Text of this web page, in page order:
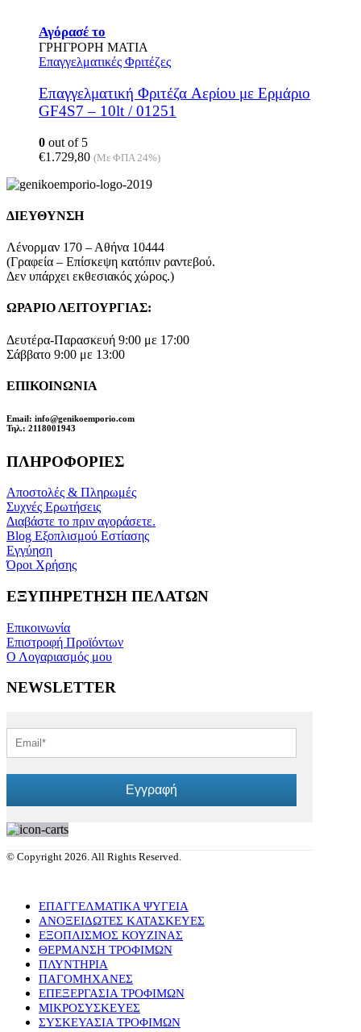
Αγόρασέ το
ΓΡΗΓΡΟΡΗ ΜΑΤΙΑ
Επαγγελματικές Φριτέζες
Επαγγελματική Φριτέζα Aερίου με Ερμάριο
GF4S7 – 10lt / 01251
0 out of 5
€1.729,80 (Με ΦΠΑ 24%)
ΔΙΕΥΘΥΝΣΗ
Λένορμαν 170 – Αθήνα 10444
(Γραφεία – Επίσκεψη κατόπιν ραντεβού.
Δεν υπάρχει εκθεσιακός χώρος.)
ΩΡΑΡΙΟ ΛΕΙΤΟΥΡΓΙΑΣ:
Δευτέρα-Παρασκευή 9:00 με 17:00
Σάββατο 9:00 με 13:00
ΕΠΙΚΟΙΝΩΝΙΑ
Email: info@genikoemporio.com
Τηλ.: 2118001943
ΠΛΗΡΟΦΟΡΙΕΣ
Αποστολές & Πληρωμές
Συχνές Ερωτήσεις
Διαβάστε το πριν αγοράσετε.
Blog Εξοπλισμού Εστίασης
Εγγύηση
Όροι Χρήσης
ΕΞΥΠΗΡΕΤΗΣΗ ΠΕΛΑΤΩΝ
Επικοινωνία
Επιστροφή Προϊόντων
Ο Λογαριασμός μου
NEWSLETTER
Εγγραφή
© Copyright 2026. All Rights Reserved.
ΕΠΑΓΓΕΛΜΑΤΙΚΑ ΨΥΓΕΙΑ
ΑΝΟΞΕΙΔΩΤΕΣ ΚΑΤΑΣΚΕΥΕΣ
ΕΞΟΠΛΙΣΜΟΣ ΚΟΥΖΙΝΑΣ
ΘΕΡΜΑΝΣΗ ΤΡΟΦΙΜΩΝ
ΠΛΥΝΤΗΡΙΑ
ΠΑΓΟΜΗΧΑΝΕΣ
ΕΠΕΞΕΡΓΑΣΙΑ ΤΡΟΦΙΜΩΝ
ΜΙΚΡΟΣΥΣΚΕΥΕΣ
ΣΥΣΚΕΥΑΣΙΑ ΤΡΟΦΙΜΩΝ